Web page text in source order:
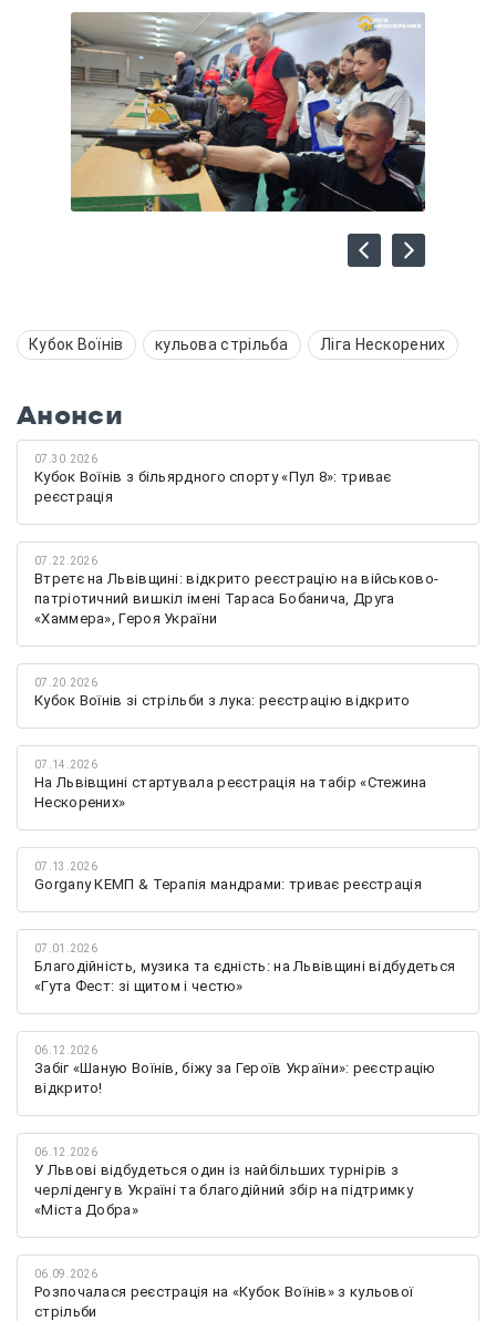
Кубок Воїнів кульова стрільба Ліга Нескорених
Анонси
07.30.2026
Кубок Воїнів з більярдного спорту «Пул 8»: триває
реєстрація
07.22.2026
Втретє на Львівщині: відкрито реєстрацію на військово-
патріотичний вишкіл імені Тараса Бобанича, Друга
«Хаммера», Героя України
07.20.2026
Кубок Воїнів зі стрільби з лука: реєстрацію відкрито
07.14.2026
На Львівщині стартувала реєстрація на табір «Стежина
Нескорених»
07.13.2026
Gorgany КЕМП & Терапія мандрами: триває реєстрація
07.01.2026
Благодійність, музика та єдність: на Львівщині відбудеться
«Гута Фест: зі щитом і честю»
06.12.2026
Забіг «Шаную Воїнів, біжу за Героїв України»: реєстрацію
відкрито!
06.12.2026
У Львові відбудеться один із найбільших турнірів з
черліденгу в Україні та благодійний збір на підтримку
«Міста Добра»
06.09.2026
Розпочалася реєстрація на «Кубок Воїнів» з кульової
стрільби